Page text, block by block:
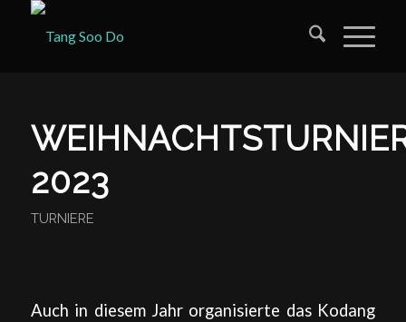
2023
TURNIERE
Auch in diesem Jahr organisierte das Kodang